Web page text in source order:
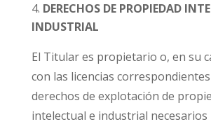
DERECHOS DE PROPIEDAD
INDUSTRIAL
El Titular es propietario o, en su
con las licencias
derechos de explotación de
intelectual e industrial